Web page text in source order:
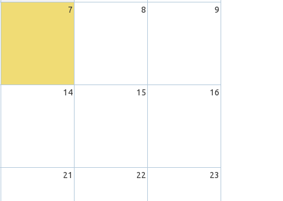
7 8 9
14 15 16
21 22 23